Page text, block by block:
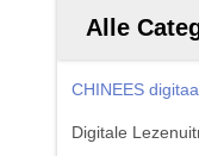
Alle
CHINEES
Digitale